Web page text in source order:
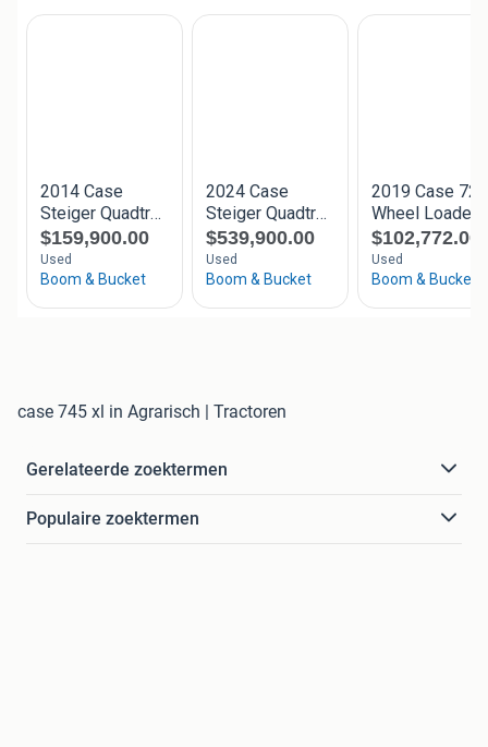
case 745 xl in Agrarisch | Tractoren
Gerelateerde zoektermen
Populaire zoektermen